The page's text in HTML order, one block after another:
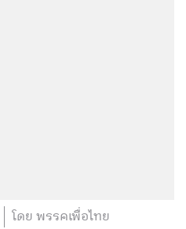
โดย พรรคเพื่อไทย